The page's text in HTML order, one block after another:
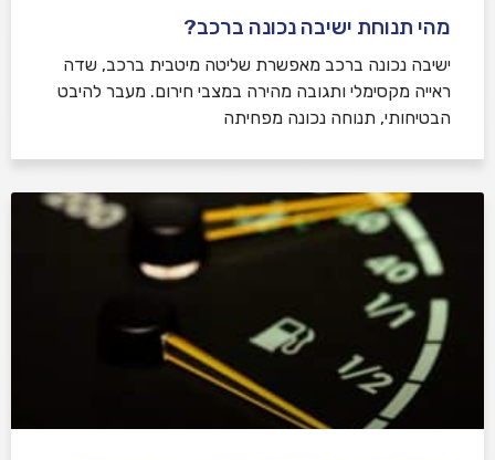
מהי תנוחת ישיבה נכונה ברכב?
ישיבה נכונה ברכב מאפשרת שליטה מיטבית ברכב, שדה
ראייה מקסימלי ותגובה מהירה במצבי חירום. מעבר להיבט
הבטיחותי, תנוחה נכונה מפחיתה